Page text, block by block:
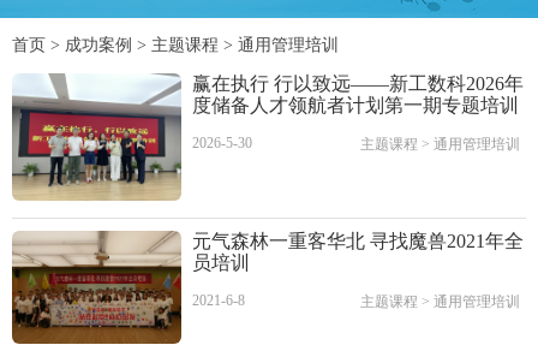
首页 > 成功案例 > 主题课程 > 通用管理培训
赢在执行 行以致远——新工数科2026年
度储备人才领航者计划第一期专题培训
2026-5-30 主题课程 > 通用管理培训
元气森林一重客华北 寻找魔兽2021年全
员培训
2021-6-8 主题课程 > 通用管理培训